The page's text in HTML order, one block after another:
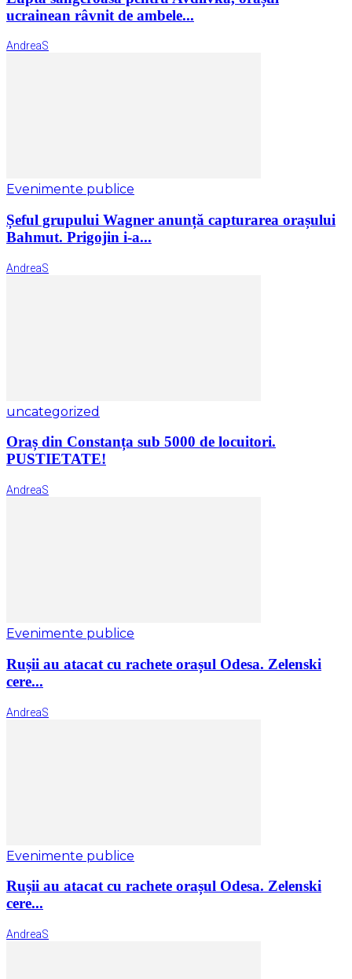
ucrainean râvnit de ambele...
AndreaS
Evenimente publice
Șeful grupului Wagner anunță capturarea orașului
Bahmut. Prigojin i-a...
AndreaS
uncategorized
Oraș din Constanța sub 5000 de locuitori.
PUSTIETATE!
AndreaS
Evenimente publice
Rușii au atacat cu rachete orașul Odesa. Zelenski
cere...
AndreaS
Evenimente publice
Rușii au atacat cu rachete orașul Odesa. Zelenski
cere...
AndreaS